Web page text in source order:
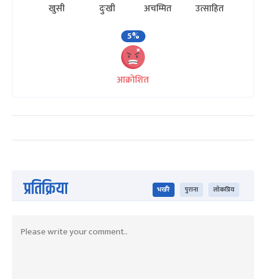
खुसी दुःखी अचम्मित
उत्साहित
5%
आक्रोशित
प्रतिक्रिया भर्खरै पुराना लोकप्रिय